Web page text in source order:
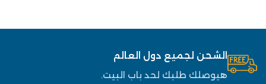
الشحن لجميع دول العالم
هيوصلك طلبك لحد باب البيت.